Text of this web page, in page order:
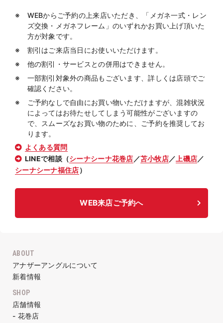
WEBからご予約の上来店いただき、「メガネ一式・レン
ズ交換・メガネフレーム」のいずれかお買い上げ頂いた
方が対象です。
割引はご来店当日にお使いいただけます。
他の割引・サービスとの併用はできません。
一部割引対象外の商品もございます、詳しくは店頭でご
確認ください。
ご予約なしで自由にお買い物いただけますが、混雑状況
によってはお待たせしてしまう可能性がございますの
で、スムーズなお買い物のために、ご予約を推奨してお
ります。
よくある質問
LINEで相談（シーナシーナ花巻店 ／苫小牧店／ 上磯店／
シーナシーナ福住店）
WEB来店ご予約へ
ABOUT
アナザーアングルについて
新着情報
SHOP
店舗情報
- 花巻店